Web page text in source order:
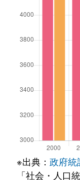
※出典： 政府統
「社会・人口